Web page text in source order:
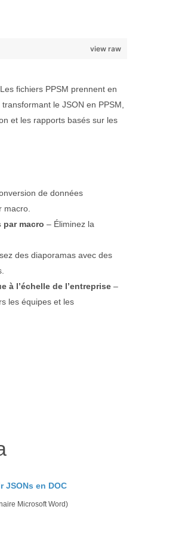
view raw
fichiers PPSM prennent en
le JSON en PPSM,
et les rapports basés sur les
de données
macro.
par macro – Éliminez la
des diaporamas avec des
à l’échelle de l’entreprise –
les équipes et les
JSONs en DOC
Microsoft Word)